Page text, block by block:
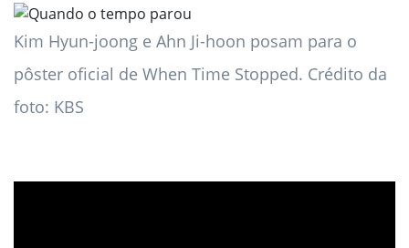
Kim Hyun-joong e Ahn Ji-hoon posam para o
pôster oficial de When Time Stopped. Crédito da
foto: KBS